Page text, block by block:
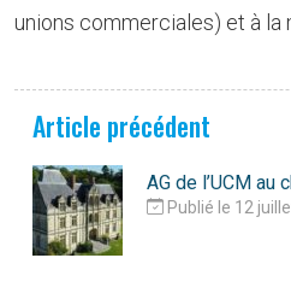
unions commerciales) et à la
Article précédent
AG de l’UCM au
Publié le 12